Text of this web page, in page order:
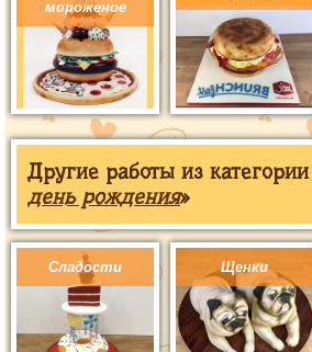
мороженое
Другие работы из категории
день рождения»
Сладости Щенки